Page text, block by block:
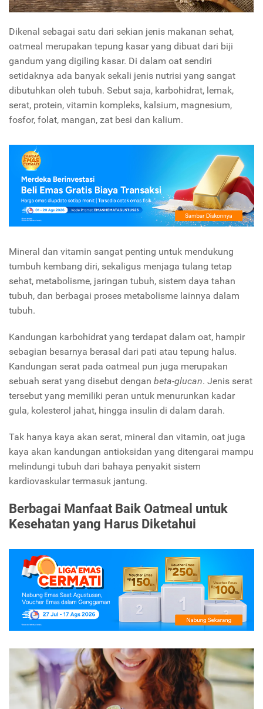
Dikenal sebagai satu dari sekian jenis makanan sehat,
oatmeal merupakan tepung kasar yang dibuat dari biji
gandum yang digiling kasar. Di dalam oat sendiri
setidaknya ada banyak sekali jenis nutrisi yang sangat
dibutuhkan oleh tubuh. Sebut saja, karbohidrat, lemak,
serat, protein, vitamin kompleks, kalsium, magnesium,
fosfor, folat, mangan, zat besi dan kalium.
Mineral dan vitamin sangat penting untuk mendukung
tumbuh kembang diri, sekaligus menjaga tulang tetap
sehat, metabolisme, jaringan tubuh, sistem daya tahan
tubuh, dan berbagai proses metabolisme lainnya dalam
tubuh.
Kandungan karbohidrat yang terdapat dalam oat, hampir
sebagian besarnya berasal dari pati atau tepung halus.
Kandungan serat pada oatmeal pun juga merupakan
sebuah serat yang disebut dengan beta-glucan. Jenis serat
tersebut yang memiliki peran untuk menurunkan kadar
gula, kolesterol jahat, hingga insulin di dalam darah.
Tak hanya kaya akan serat, mineral dan vitamin, oat juga
kaya akan kandungan antioksidan yang ditengarai mampu
melindungi tubuh dari bahaya penyakit sistem
kardiovaskular termasuk jantung.
Berbagai Manfaat Baik Oatmeal untuk
Kesehatan yang Harus Diketahui